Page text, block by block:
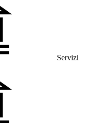
Servizi